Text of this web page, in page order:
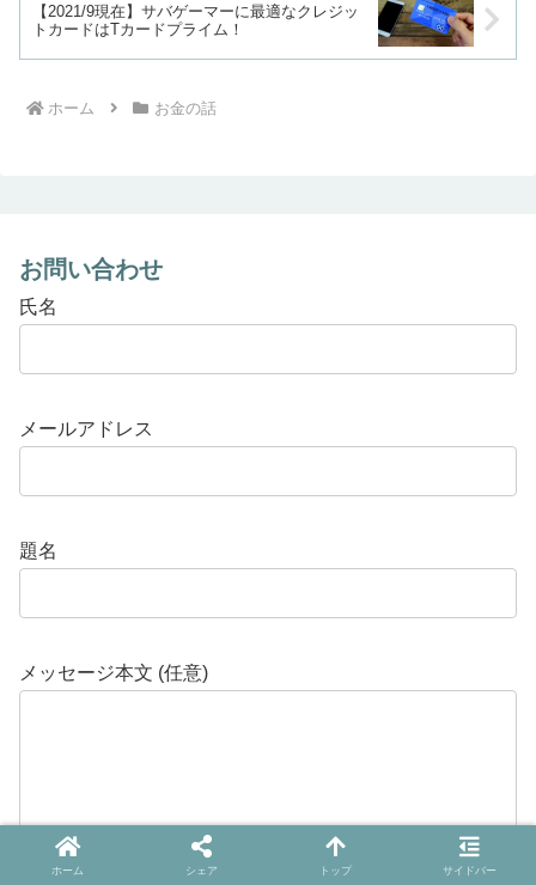
【2021/9現在】サバゲーマーに最適なクレジッ
トカードはTカードプライム！
ホーム お金の話
お問い合わせ
氏名
メールアドレス
題名
メッセージ本文 (任意)
ホーム シェア トップ サイドバー